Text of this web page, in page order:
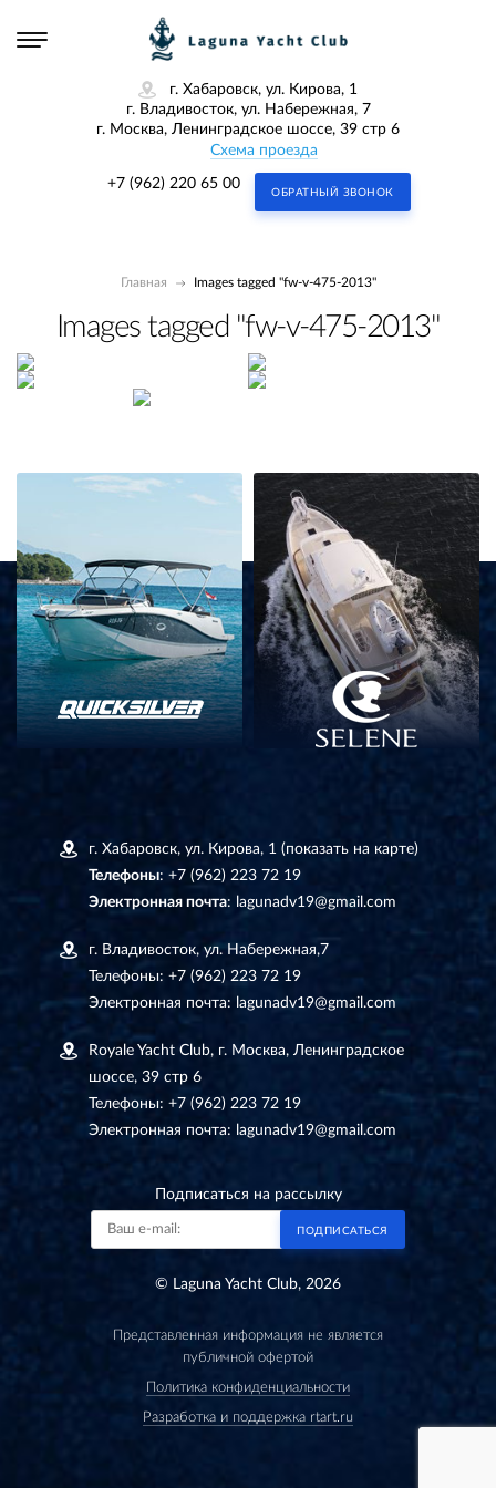
г. Хабаровск, ул. Кирова, 1
г. Владивосток, ул. Набережная, 7
г. Москва, Ленинградское шоссе, 39 стр 6
Схема проезда
+7 (962) 220 65 00
ОБРАТНЫЙ ЗВОНОК
Главная Images tagged "fw-v-475-2013"
Images tagged "fw-v-475-2013"
г. Хабаровск, ул. Кирова, 1 (показать на карте)
Телефоны: +7 (962) 223 72 19
Электронная почта: lagunadv19@gmail.com
г. Владивосток, ул. Набережная,7
Телефоны: +7 (962) 223 72 19
Электронная почта: lagunadv19@gmail.com
Royale Yacht Club, г. Москва, Ленинградское
шоссе, 39 стр 6
Телефоны: +7 (962) 223 72 19
Электронная почта: lagunadv19@gmail.com
Подписаться на рассылку
ПОДПИСАТЬСЯ
© Laguna Yacht Club, 2026
Представленная информация не является
публичной офертой
Политика конфиденциальности
Разработка и поддержка rtart.ru